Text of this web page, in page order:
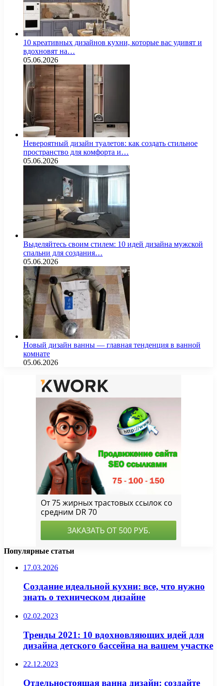
10 креативных дизайнов кухни, которые вас удивят и
вдохновят на…
05.06.2026
Невероятный дизайн туалетов: как создать стильное
пространство для комфорта и…
05.06.2026
Выделяйтесь своим стилем: 10 идей дизайна мужской
спальни для создания…
05.06.2026
Новый дизайн ванны — главная тенденция в ванной
комнате
05.06.2026
Популярные статьи
17.03.2026
Создание идеальной кухни: все, что нужно
знать о техническом дизайне
02.02.2023
Тренды 2021: 10 вдохновляющих идей для
дизайна детского бассейна на вашем участке
22.12.2023
Отдельностоящая ванна дизайн: создайте